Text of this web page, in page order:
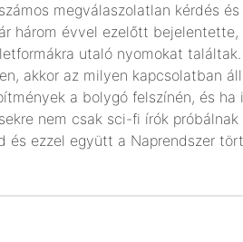
megválaszolatlan kérdés
három évvel ezelőtt
utaló nyomokat
akkor az milyen kapcsolatban
a bolygó felszínén, és ha
nem csak sci-fi írók
és ezzel együtt a Naprendszer